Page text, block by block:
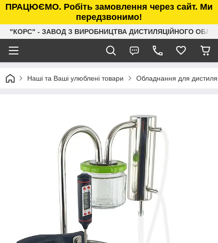
ПРАЦЮЄМО. Робіть замовлення через сайт. Ми
передзвонимо!
"КОРС" - ЗАВОД З ВИРОБНИЦТВА ДИСТИЛЯЦІЙНОГО
Наші та Ваші улюблені товари Обладнання для